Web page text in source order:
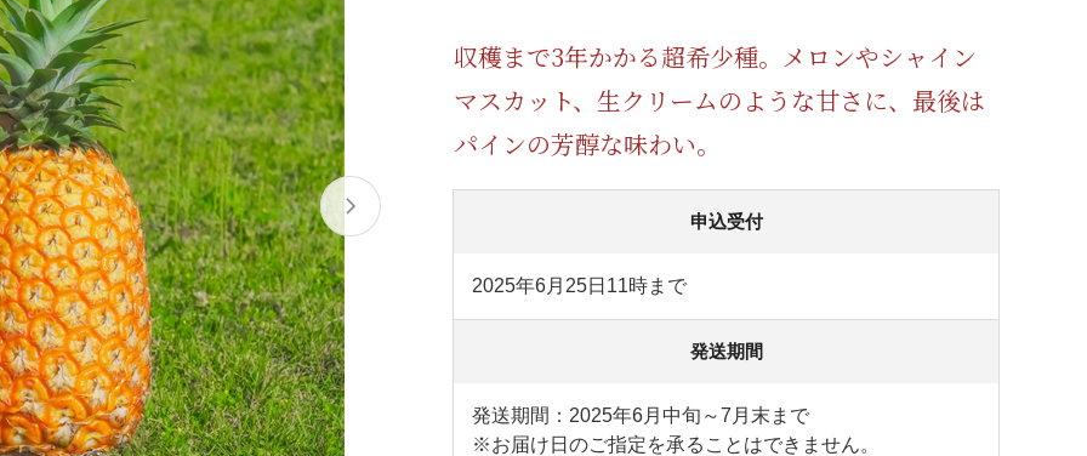
収穫まで3年かかる超希少種。メロンやシャイン
マスカット、生クリームのような甘さに、最後は
パインの芳醇な味わい。
申込受付
2025年6月25日11時まで
発送期間
発送期間：2025年6月中旬～7月末まで
※お届け日のご指定を承ることはできません。